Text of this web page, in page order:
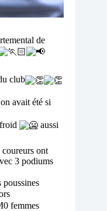
de
club
avait été si
aussi
coureurs ont
3 podiums
poussines
femmes